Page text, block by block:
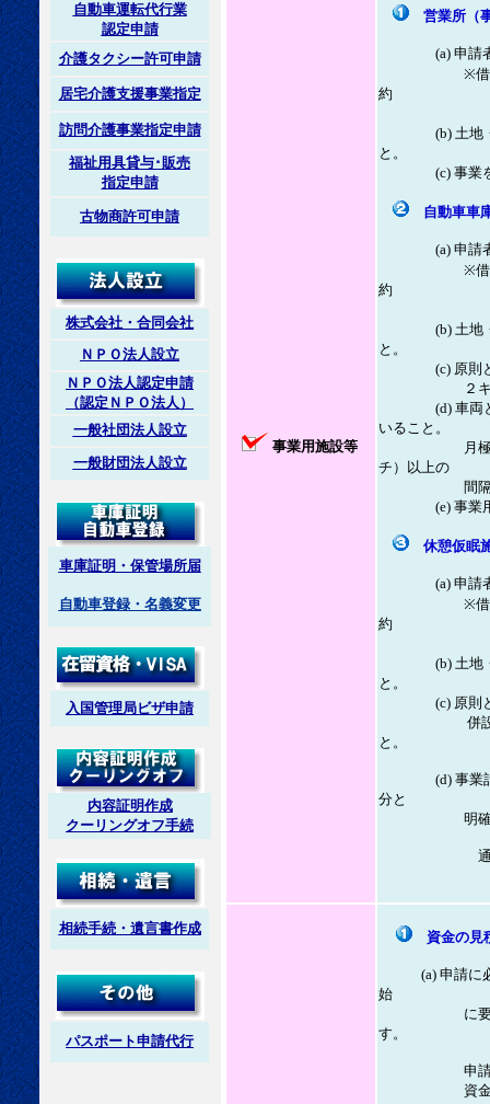
自動車運転代行業
認定申請
介護タクシー許可申請
居宅介護支援事業指定
訪問介護事業指定申請
福祉用具貸与･販売
指定申請
古物商許可申請
株式会社・合同会社
ＮＰＯ法人設立
ＮＰＯ法人認定申請
（認定ＮＰＯ法人）
一般社団法人設立
一般財団法人設立
車庫証明・保管場所届
自動車登録・名義変更
入国管理局ビザ申請
内容証明作成
クーリングオフ手続
相続手続・遺言書作成
パスポート申請代行
事業用施設等
営業所（
(a) 申請者が
※借用で契約
約
(b) 土地・建
と。
(c) 事業を的
自動車車
(a) 申請者が
※借用で契約
約
(b) 土地・建
と。
(c) 原則とし
２キロメー
(d) 車両と自
いること。
月極めの駐車
チ）以上の
間隔が取れ
(e) 事業用自
休憩仮眠
(a) 申請者が
※借用で契約
約
(b) 土地・建
と。
(c) 原則とし
併設できない
と。
(d) 事業計画
分と
明確に区画
通常は、営
資金の見
(a) 申請に
始
に要する資金
す。
申請者の預
資金計画に関